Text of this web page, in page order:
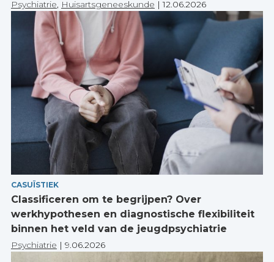
Psychiatrie, Huisartsgeneeskunde |12.06.2026
CASUÏSTIEK
Classificeren om te begrijpen? Over
werkhypothesen en diagnostische flexibiliteit
binnen het veld van de jeugdpsychiatrie
Psychiatrie | 9.06.2026